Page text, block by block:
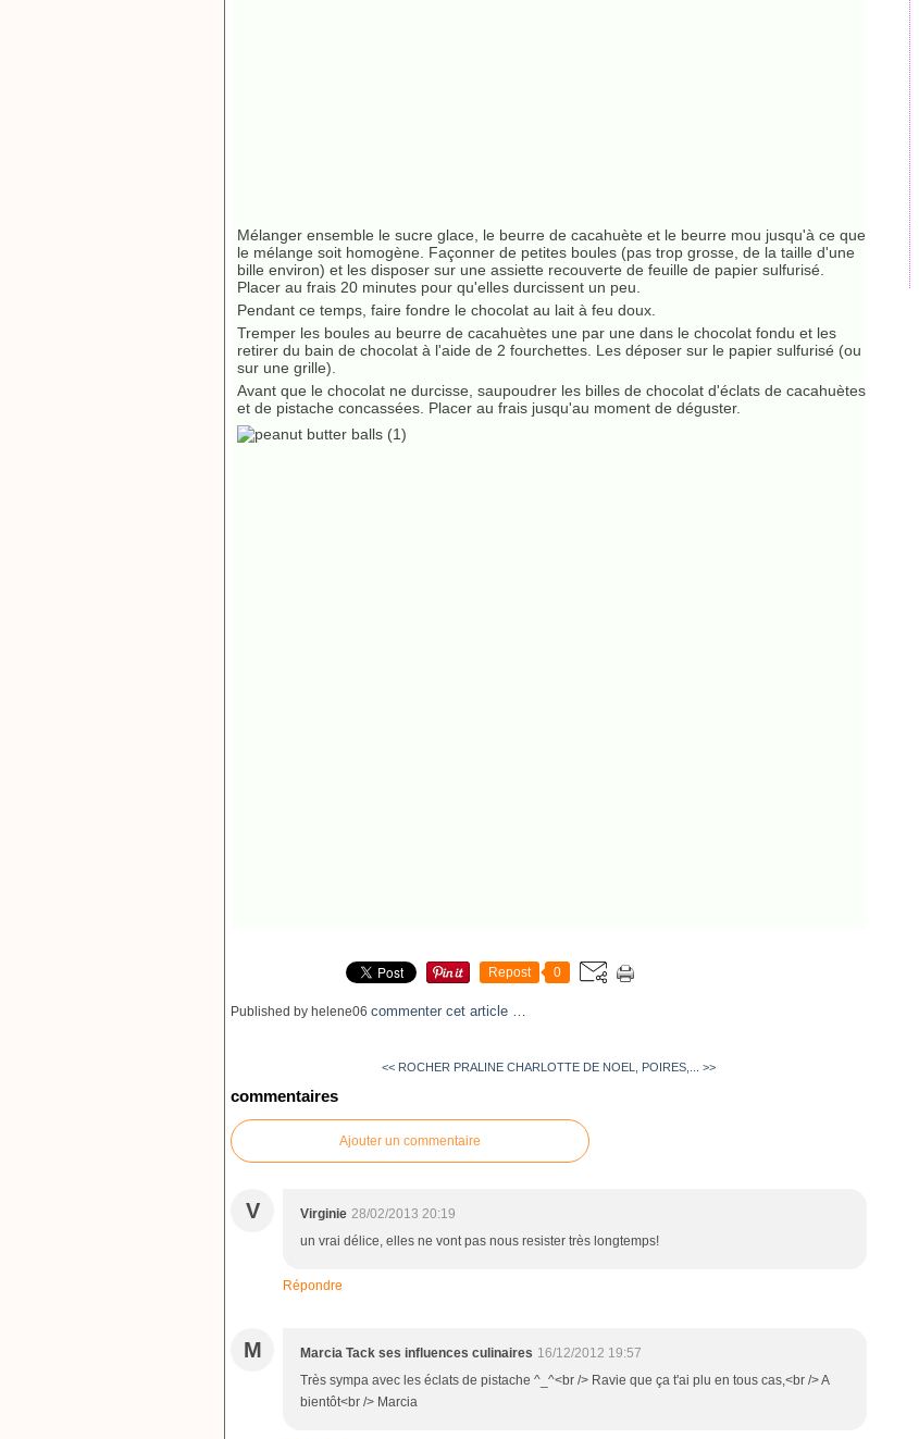
Mélanger ensemble le sucre glace, le beurre de cacahuète et le beurre mou jusqu'à ce que
le mélange soit homogène. Façonner de petites boules (pas trop grosse, de la taille d'une
bille environ) et les disposer sur une assiette recouverte de feuille de papier sulfurisé.
Placer au frais 20 minutes pour qu'elles durcissent un peu.
Pendant ce temps, faire fondre le chocolat au lait à feu doux.
Tremper les boules au beurre de cacahuètes une par une dans le chocolat fondu et les
retirer du bain de chocolat à l'aide de 2 fourchettes. Les déposer sur le papier sulfurisé (ou
sur une grille).
Avant que le chocolat ne durcisse, saupoudrer les billes de chocolat d'éclats de cacahuètes
et de pistache concassées. Placer au frais jusqu'au moment de déguster.
Repost 0
Published by helene06 commenter cet article …
<< ROCHER PRALINE CHARLOTTE DE NOEL, POIRES,... >>
commentaires
Ajouter un commentaire
V Virginie 28/02/2013 20:19
un vrai délice, elles ne vont pas nous resister très longtemps!
Répondre
M Marcia Tack ses influences culinaires 16/12/2012 19:57
Très sympa avec les éclats de pistache ^_^<br /> Ravie que ça t'ai plu en tous cas,<br /> A
bientôt<br /> Marcia